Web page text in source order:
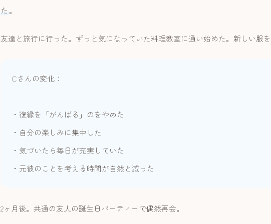
た 。
友達と旅行に行った。ずっと気になっていた料理教室に通い始めた。新しい服
Cさんの変化：
・復縁を「がんばる」のをやめた
・自分の楽しみに集中した
・気づいたら毎日が充実していた
・元彼のことを考える時間が自然と減った
2ヶ月後。共通の友人の誕生日パーティーで偶然再会。